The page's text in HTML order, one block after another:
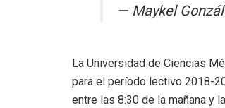
— Maykel
La Universidad de Ciencias
para el período lectivo 2018-
entre las 8:30 de la mañana y